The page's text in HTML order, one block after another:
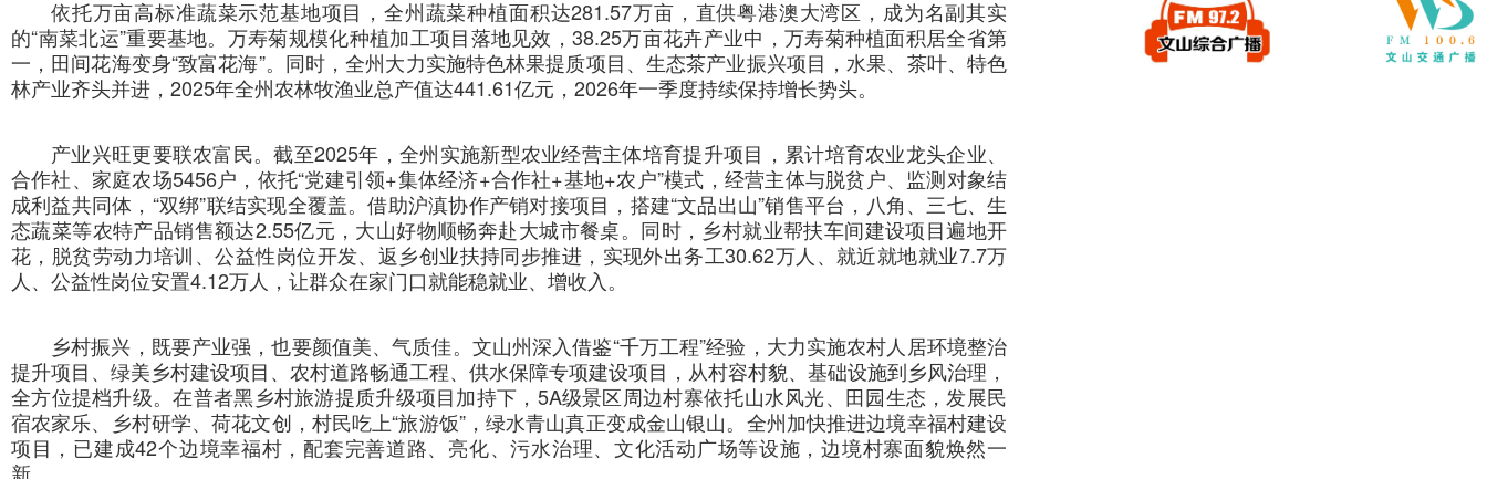
依托万亩高标准蔬菜示范基地项目，全州蔬菜种植面积达281.57万亩，直供粤港澳大湾区，成为名副其实
的“南菜北运”重要基地。万寿菊规模化种植加工项目落地见效，38.25万亩花卉产业中，万寿菊种植面积居全省第
一，田间花海变身“致富花海”。同时，全州大力实施特色林果提质项目、生态茶产业振兴项目，水果、茶叶、特色
林产业齐头并进，2025年全州农林牧渔业总产值达441.61亿元，2026年一季度持续保持增长势头。
产业兴旺更要联农富民。截至2025年，全州实施新型农业经营主体培育提升项目，累计培育农业龙头企业、
合作社、家庭农场5456户，依托“党建引领+集体经济+合作社+基地+农户”模式，经营主体与脱贫户、监测对象结
成利益共同体，“双绑”联结实现全覆盖。借助沪滇协作产销对接项目，搭建“文品出山”销售平台，八角、三七、生
态蔬菜等农特产品销售额达2.55亿元，大山好物顺畅奔赴大城市餐桌。同时，乡村就业帮扶车间建设项目遍地开
花，脱贫劳动力培训、公益性岗位开发、返乡创业扶持同步推进，实现外出务工30.62万人、就近就地就业7.7万
人、公益性岗位安置4.12万人，让群众在家门口就能稳就业、增收入。
乡村振兴，既要产业强，也要颜值美、气质佳。文山州深入借鉴“千万工程”经验，大力实施农村人居环境整治
提升项目、绿美乡村建设项目、农村道路畅通工程、供水保障专项建设项目，从村容村貌、基础设施到乡风治理，
全方位提档升级。在普者黑乡村旅游提质升级项目加持下，5A级景区周边村寨依托山水风光、田园生态，发展民
宿农家乐、乡村研学、荷花文创，村民吃上“旅游饭”，绿水青山真正变成金山银山。全州加快推进边境幸福村建设
项目，已建成42个边境幸福村，配套完善道路、亮化、污水治理、文化活动广场等设施，边境村寨面貌焕然一
新。